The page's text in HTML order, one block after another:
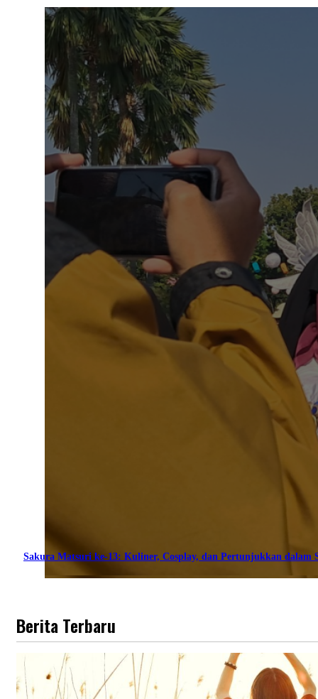
Sakura Matsuri ke-13: Kuliner, Cosplay, dan Pertunjukkan dalam
Berita Terbaru